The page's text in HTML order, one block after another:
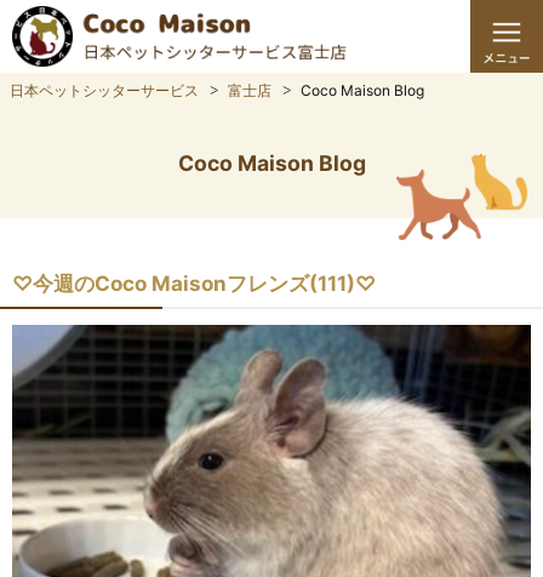
日本ペットシッターサービス 富士店 Coco Maison Blog
Coco Maison Blog
♡今週のCoco Maisonフレンズ(111)♡